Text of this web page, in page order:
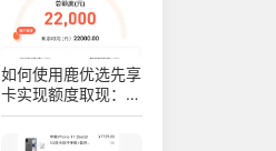
如何使用鹿优选先享
卡实现额度取现：购
物出售的新技巧